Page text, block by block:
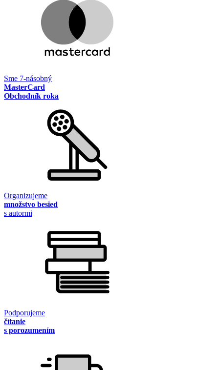
Sme 7-násobný
MasterCard
Obchodník roka
Organizujeme
množstvo besied
s autormi
Podporujeme
čítanie
s porozumením